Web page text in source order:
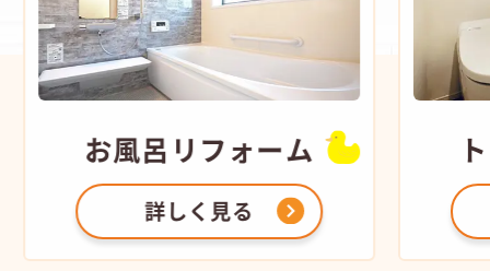
お風呂 リフォーム
詳しく見る